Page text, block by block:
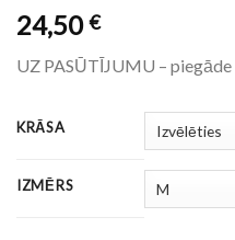
24,50€
UZ PASŪTĪJUMU – piegāde
KRĀSA
IZMĒRS